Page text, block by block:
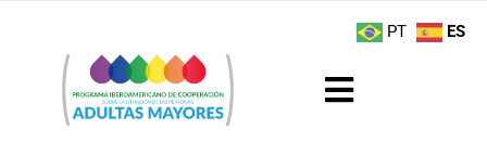
contenido
Toggle
PT ES